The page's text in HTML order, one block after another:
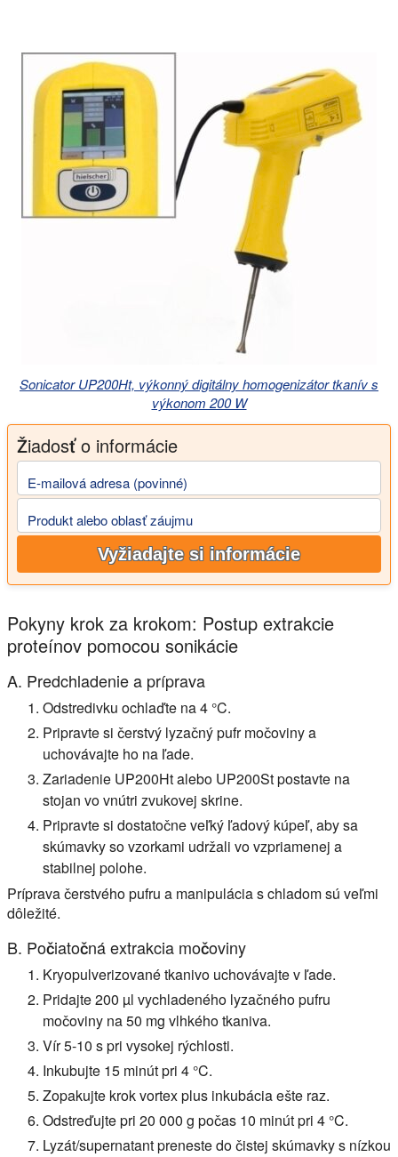
Sonicator UP200Ht, výkonný digitálny homogenizátor tkanív s
výkonom 200 W
Žiadosť o informácie
E-mailová adresa (povinné)
Produkt alebo oblasť záujmu
Vyžiadajte si informácie
Pokyny krok za krokom: Postup extrakcie
proteínov pomocou sonikácie
A. Predchladenie a príprava
Odstredivku ochlaďte na 4 °C.
Pripravte si čerstvý lyzačný pufr močoviny a
uchovávajte ho na ľade.
Zariadenie UP200Ht alebo UP200St postavte na
stojan vo vnútri zvukovej skrine.
Pripravte si dostatočne veľký ľadový kúpeľ, aby sa
skúmavky so vzorkami udržali vo vzpriamenej a
stabilnej polohe.
Príprava čerstvého pufru a manipulácia s chladom sú veľmi
dôležité.
B. Počiatočná extrakcia močoviny
Kryopulverizované tkanivo uchovávajte v ľade.
Pridajte 200 µl vychladeného lyzačného pufru
močoviny na 50 mg vlhkého tkaniva.
Vír 5-10 s pri vysokej rýchlosti.
Inkubujte 15 minút pri 4 °C.
Zopakujte krok vortex plus inkubácia ešte raz.
Odstreďujte pri 20 000 g počas 10 minút pri 4 °C.
Lyzát/supernatant preneste do čistej skúmavky s nízkou